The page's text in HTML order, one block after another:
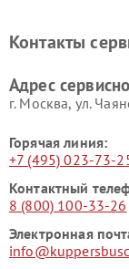
Kuppersbusch
Ремонт
Контакты
Адрес
г. Москва, ул.
Горячая линия:
+7 (495) 023-73-
Контактный
8 (800) 100-33-26
Электронная